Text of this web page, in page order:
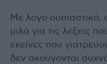
Με λόγο ουσιαστικό,
μιλά για τις λέξεις
εκείνες που
δεν ακούγονται